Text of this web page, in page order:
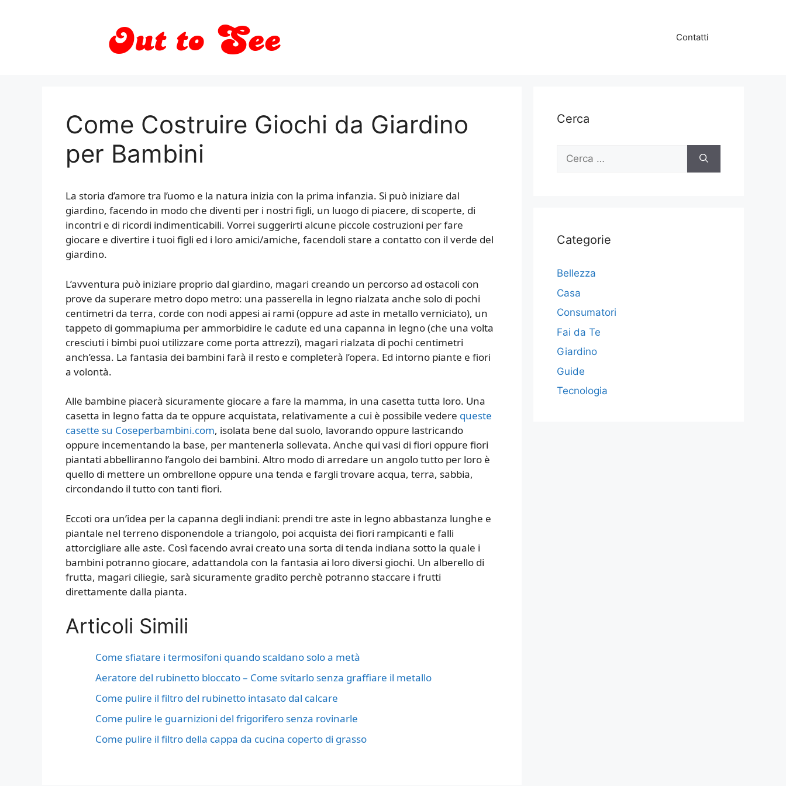
Contatti
Come Costruire Giochi da Giardino
per Bambini
La storia d’amore tra l’uomo e la natura inizia con la prima infanzia. Si può iniziare dal
giardino, facendo in modo che diventi per i nostri figli, un luogo di piacere, di scoperte, di
incontri e di ricordi indimenticabili. Vorrei suggerirti alcune piccole costruzioni per fare
giocare e divertire i tuoi figli ed i loro amici/amiche, facendoli stare a contatto con il verde del
giardino.
L’avventura può iniziare proprio dal giardino, magari creando un percorso ad ostacoli con
prove da superare metro dopo metro: una passerella in legno rialzata anche solo di pochi
centimetri da terra, corde con nodi appesi ai rami (oppure ad aste in metallo verniciato), un
tappeto di gommapiuma per ammorbidire le cadute ed una capanna in legno (che una volta
cresciuti i bimbi puoi utilizzare come porta attrezzi), magari rialzata di pochi centimetri
anch’essa. La fantasia dei bambini farà il resto e completerà l’opera. Ed intorno piante e fiori
a volontà.
Alle bambine piacerà sicuramente giocare a fare la mamma, in una casetta tutta loro. Una
casetta in legno fatta da te oppure acquistata, relativamente a cui è possibile vedere queste
casette su Coseperbambini.com, isolata bene dal suolo, lavorando oppure lastricando
oppure incementando la base, per mantenerla sollevata. Anche qui vasi di fiori oppure fiori
piantati abbelliranno l’angolo dei bambini. Altro modo di arredare un angolo tutto per loro è
quello di mettere un ombrellone oppure una tenda e fargli trovare acqua, terra, sabbia,
circondando il tutto con tanti fiori.
Eccoti ora un’idea per la capanna degli indiani: prendi tre aste in legno abbastanza lunghe e
piantale nel terreno disponendole a triangolo, poi acquista dei fiori rampicanti e falli
attorcigliare alle aste. Così facendo avrai creato una sorta di tenda indiana sotto la quale i
bambini potranno giocare, adattandola con la fantasia ai loro diversi giochi. Un alberello di
frutta, magari ciliegie, sarà sicuramente gradito perchè potranno staccare i frutti
direttamente dalla pianta.
Articoli Simili
Come sfiatare i termosifoni quando scaldano solo a metà
Aeratore del rubinetto bloccato – Come svitarlo senza graffiare il metallo
Come pulire il filtro del rubinetto intasato dal calcare
Come pulire le guarnizioni del frigorifero senza rovinarle
Come pulire il filtro della cappa da cucina coperto di grasso
Cerca
Ricerca
Categorie
Bellezza
Casa
Consumatori
Fai da Te
Giardino
Guide
Tecnologia